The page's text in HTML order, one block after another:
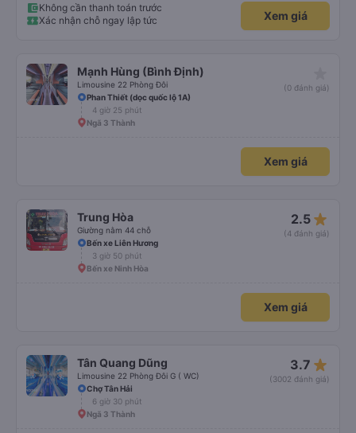
Không cần thanh toán trước
Xác nhận chỗ ngay lập tức
Xem giá
Mạnh Hùng (Bình Định)
Limousine 22 Phòng Đôi
(0 đánh giá)
Phan Thiết (dọc quốc lộ 1A)
4 giờ 25 phút
Ngã 3 Thành
Xem giá
Trung Hòa
Giường nằm 44 chỗ
2.5 star_rate
(4 đánh giá)
Bến xe Liên Hương
3 giờ 50 phút
Bến xe Ninh Hòa
Xem giá
Tân Quang Dũng
Limousine 22 Phòng Đôi G ( WC)
3.7 star_rate
(3002 đánh giá)
Chợ Tân Hải
6 giờ 30 phút
Ngã 3 Thành